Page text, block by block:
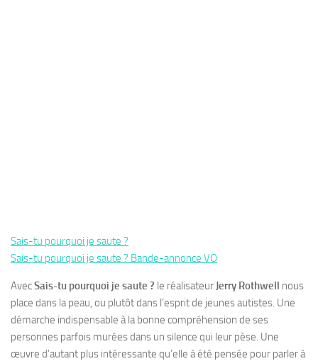
Sais-tu pourquoi je saute ?
Sais-tu pourquoi je saute ? Bande-annonce VO
AvecSais-tu pourquoi je saute ? le réalisateur Jerry Rothwell nous
place dans la peau, ou plutôt dans l’esprit de jeunes autistes. Une
démarche indispensable à la bonne compréhension de ses
personnes parfois murées dans un silence qui leur pèse. Une
œuvre d’autant plus intéressante qu’elle à été pensée pour parler à